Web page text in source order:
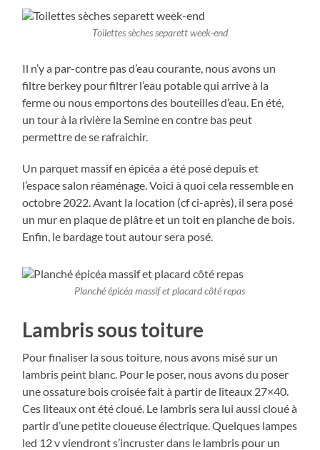
Toilettes sèches separett week-end
Il n’y a par-contre pas d’eau courante, nous avons un
filtre berkey pour filtrer l’eau potable qui arrive à la
ferme ou nous emportons des bouteilles d’eau. En été,
un tour à la rivière la Semine en contre bas peut
permettre de se rafraichir.
Un parquet massif en épicéa a été posé depuis et
l’espace salon réaménage. Voici à quoi cela ressemble en
octobre 2022. Avant la location (cf ci-après), il sera posé
un mur en plaque de plâtre et un toit en planche de bois.
Enfin, le bardage tout autour sera posé.
Planché épicéa massif et placard côté repas
Lambris sous toiture
Pour finaliser la sous toiture, nous avons misé sur un
lambris peint blanc. Pour le poser, nous avons du poser
une ossature bois croisée fait à partir de liteaux 27×40.
Ces liteaux ont été cloué. Le lambris sera lui aussi cloué à
partir d’une petite cloueuse électrique. Quelques lampes
led 12 v viendront s’incruster dans le lambris pour un